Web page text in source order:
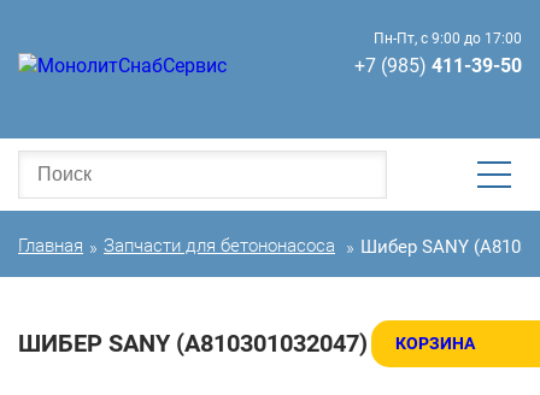
КОРЗИНА
Пн-Пт, с 9:00 до 17:00
+7 (985) 411-39-50
Главная » Запчасти для бетононасоса » Шибер SANY
ШИБЕР SANY (A810301032047)